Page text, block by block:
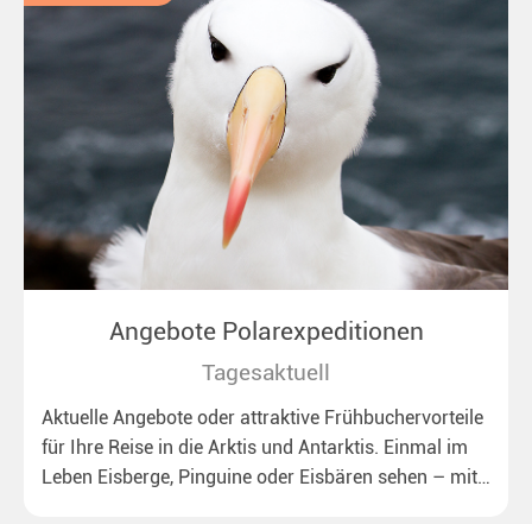
Angebote Polarexpeditionen
Tagesaktuell
Aktuelle Angebote oder attraktive Frühbuchervorteile
für Ihre Reise in die Arktis und Antarktis. Einmal im
Leben Eisberge, Pinguine oder Eisbären sehen – mit